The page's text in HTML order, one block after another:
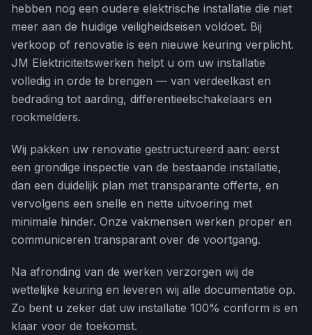
hebben nog een oudere elektrische installatie die niet
meer aan de huidige veiligheidseisen voldoet. Bij
verkoop of renovatie is een nieuwe keuring verplicht.
JM Elektriciteitswerken helpt u om uw installatie
volledig in orde te brengen — van verdeelkast en
bedrading tot aarding, differentieelschakelaars en
rookmelders.
Wij pakken uw renovatie gestructureerd aan: eerst
een grondige inspectie van de bestaande installatie,
dan een duidelijk plan met transparante offerte, en
vervolgens een snelle en nette uitvoering met
minimale hinder. Onze vakmensen werken proper en
communiceren transparant over de voortgang.
Na afronding van de werken verzorgen wij de
wettelijke keuring en leveren wij alle documentatie op.
Zo bent u zeker dat uw installatie 100% conform is en
klaar voor de toekomst.